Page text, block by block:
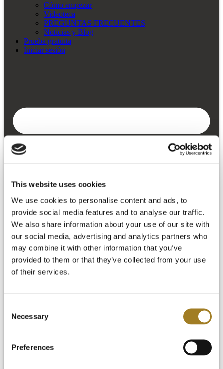
This website uses cookies
We use cookies to personalise content and ads, to
provide social media features and to analyse our traffic.
We also share information about your use of our site with
our social media, advertising and analytics partners who
may combine it with other information that you’ve
provided to them or that they’ve collected from your use
of their services.
Selection
Necessary
Preferences
Cómo empezar
Videoteca
PREGUNTAS FRECUENTES
Noticias y Blog
Prueba gratuita
Iniciar sesión